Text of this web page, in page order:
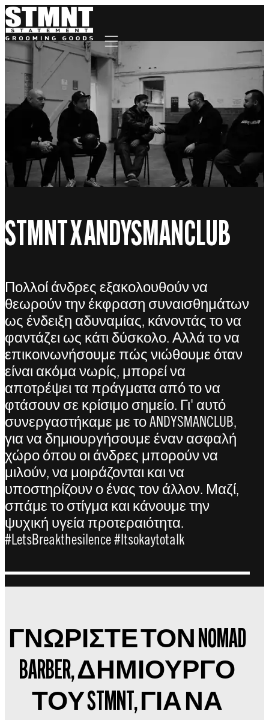
Mobile navigation
STMNT X ANDYSMANCLUB
Πολλοί άνδρες εξακολουθούν να
θεωρούν την έκφραση συναισθημάτων
ως ένδειξη αδυναμίας, κάνοντάς το να
φαντάζει ως κάτι δύσκολο. Αλλά το να
επικοινωνήσουμε πώς νιώθουμε όταν
είναι ακόμα νωρίς, μπορεί να
αποτρέψει τα πράγματα από το να
φτάσουν σε κρίσιμο σημείο. Γι' αυτό
συνεργαστήκαμε με το ANDYSMANCLUB,
για να δημιουργήσουμε έναν ασφαλή
χώρο όπου οι άνδρες μπορούν να
μιλούν, να μοιράζονται και να
υποστηρίζουν ο ένας τον άλλον. Μαζί,
σπάμε το στίγμα και κάνουμε την
ψυχική υγεία προτεραιότητα.
#LetsBreakthesilence #Itsokaytotalk
ΓΝΩΡΙΣΤΕ ΤΟΝ NOMAD
BARBER, ΔΗΜΙΟΥΡΓΟ
ΤΟΥ STMNT, ΓΙΑ ΝΑ